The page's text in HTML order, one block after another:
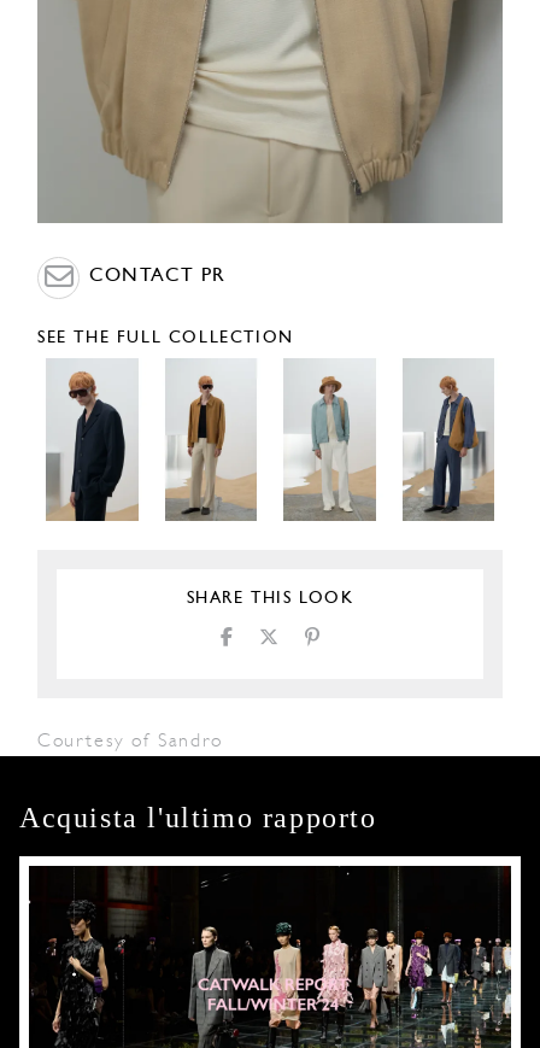
CONTACT PR
SEE THE FULL COLLECTION
SHARE THIS LOOK
Courtesy of Sandro
Acquista l'ultimo rapporto